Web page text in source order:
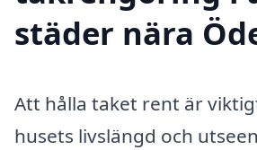
städer nära
Att hålla taket rent är
husets livslängd och